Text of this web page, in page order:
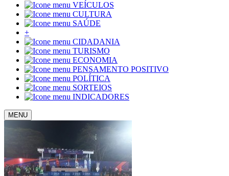
VEÍCULOS
CULTURA
SAÚDE
+
CIDADANIA
TURISMO
ECONOMIA
PENSAMENTO POSITIVO
POLÍTICA
SORTEIOS
INDICADORES
MENU